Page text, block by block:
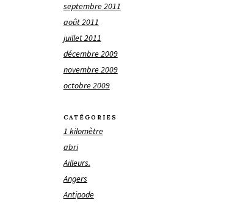
septembre 2011
août 2011
juillet 2011
décembre 2009
novembre 2009
octobre 2009
CATÉGORIES
1 kilomètre
abri
Ailleurs.
Angers
Antipode